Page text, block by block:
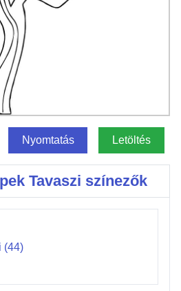
Nyomtatás Letöltés
Tavaszi színezők
(44)